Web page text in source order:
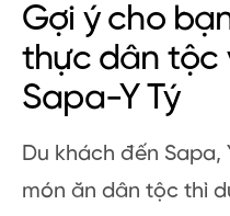
Gợi ý cho
thực dân tộc
Sapa-Y Tý
Du khách đến Sapa,
món ăn dân tộc thì